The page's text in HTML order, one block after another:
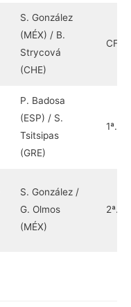
S. González
(MÉX) / B.
Strycová
(CHE)
CF
P. Badosa
(ESP) / S.
Tsitsipas
(GRE)
1ª.
S. González /
G. Olmos
(MÉX)
2ª.